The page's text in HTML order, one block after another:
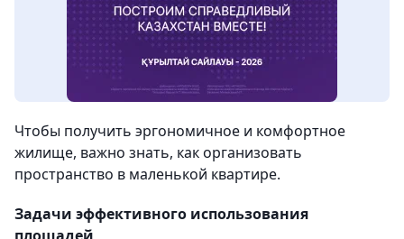
Чтобы получить эргономичное и комфортное
жилище, важно знать, как организовать
пространство в маленькой квартире.
Задачи эффективного использования